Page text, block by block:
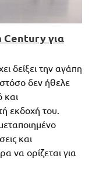
Century για
δείξει την αγάπη
δεν ήθελε
και
εκδοχή του.
και
να ορίζεται για